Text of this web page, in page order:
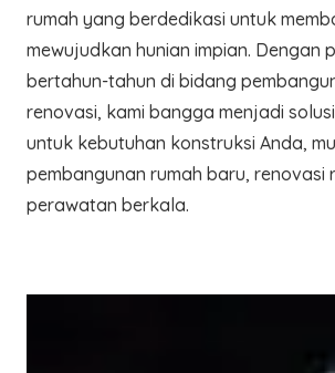
rumah yang berdedikasi untuk
mewujudkan hunian impian. Dengan
bertahun-tahun di bidang
renovasi, kami bangga menjadi
untuk kebutuhan konstruksi Anda,
pembangunan rumah baru, renovasi
perawatan berkala.